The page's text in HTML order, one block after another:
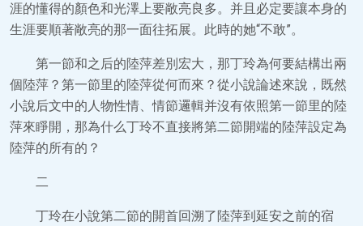
涯的懂得的顏色和光澤上要敞亮良多。并且必定要讓本身的
生涯要順著敞亮的那一面往拓展。此時的她“不敢”。
第一節和之后的陸萍差別宏大，那丁玲為何要結構出兩
個陸萍？第一節里的陸萍從何而來？從小說論述來說，既然
小說后文中的人物性情、情節邏輯并沒有依照第一節里的陸
萍來睜開，那為什么丁玲不直接將第二節開端的陸萍設定為
陸萍的所有的？
二
丁玲在小說第二節的開首回溯了陸萍到延安之前的宿